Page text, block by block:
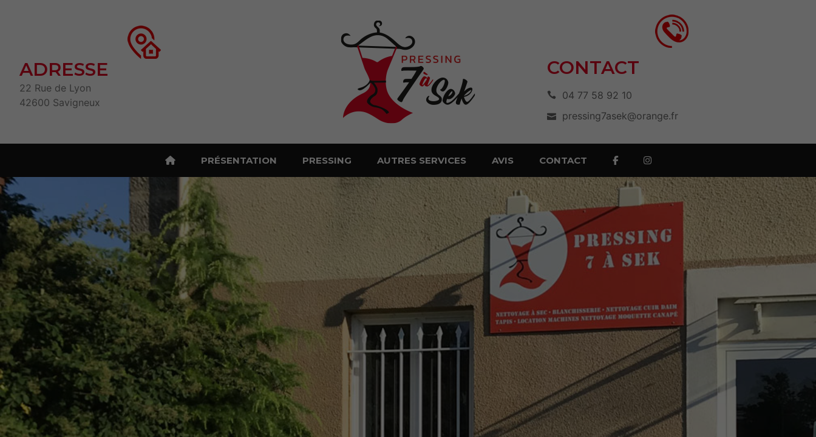
ADRESSE
22 Rue de Lyon
42600 Savigneux
CONTACT
04 77 58 92 10
pressing7asek@orange.fr
PRÉSENTATION PRESSING AUTRES SERVICES AVIS CONTACT